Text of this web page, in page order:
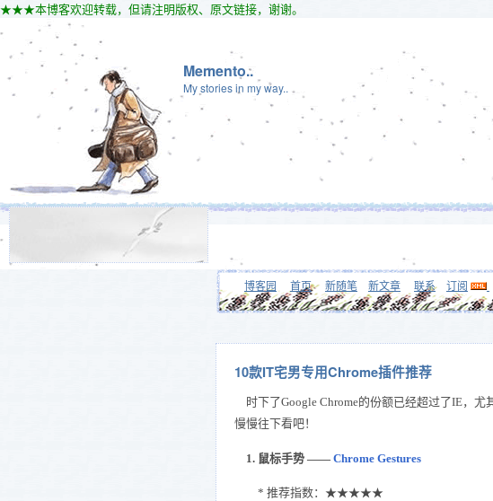
★★★本博客欢迎转载，但请注明版权、原文链接，谢谢。
Memento..
My stories in my way..
博客园 首页 新随笔 新文章 联系 订阅
10款IT宅男专用Chrome插件推荐
时下了Google Chrome的份额已经超过了IE，尤
慢慢往下看吧！
1. 鼠标手势 —— Chrome Gestures
* 推荐指数：★★★★★